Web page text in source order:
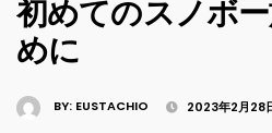
初めてのスノボ
めに
BY: EUSTACHIO 2023年2月28